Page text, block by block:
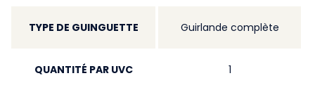
TYPE DE GUINGUETTE Guirlande complète
QUANTITÉ PAR UVC 1